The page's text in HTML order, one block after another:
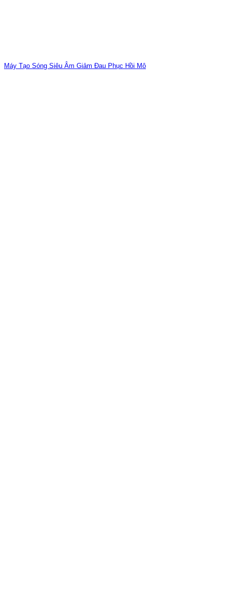
Máy Tạo Sóng Siêu Âm Giảm Đau Phục Hồi Mô